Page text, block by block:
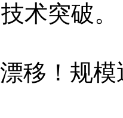
术突破。
！规模